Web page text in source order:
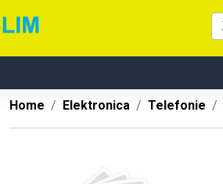
Home Elektronica Telefonie